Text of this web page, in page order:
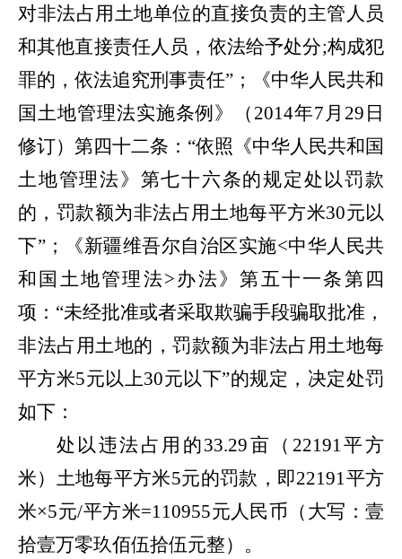
对非法占用土地单位的直接负责的主管人员
和其他直接责任人员，依法给予处分;构成犯
罪的，依法追究刑事责任” ；
《中华人民共和
国土地管理法实施条例》（ 2014年7月29日
修订）第四十二条：“依照 《中华人民共和国
土地管理法》 第七十六条的规定处以罚款
的，罚款额为非法占用土地每平方米30元以
下”； 《新疆维吾尔自治区实施<中华人民共
和国土地管理法>办法》第五十一条第四
项：“未经批准或者采取欺骗手段骗取批准，
非法占用土地的，罚款额为非法占用土地每
平方米5元以上30元以下”的规定 ， 决定处罚
如下：
处以违法占用的33.29亩（22191平方
米）土地每平方米5元的罚款，即22191平方
米×5元/平方米=110955元人民币（大写：壹
拾壹万零玖佰伍拾伍元整）。